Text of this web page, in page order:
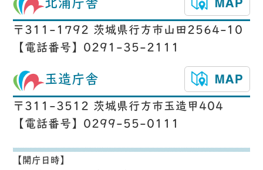
北浦庁舎
〒311-1792 茨城県行方市山田2564-10
【電話番号】0291-35-2111
玉造庁舎
〒311-3512 茨城県行方市玉造甲404
【電話番号】0299-55-0111
【開庁日時】